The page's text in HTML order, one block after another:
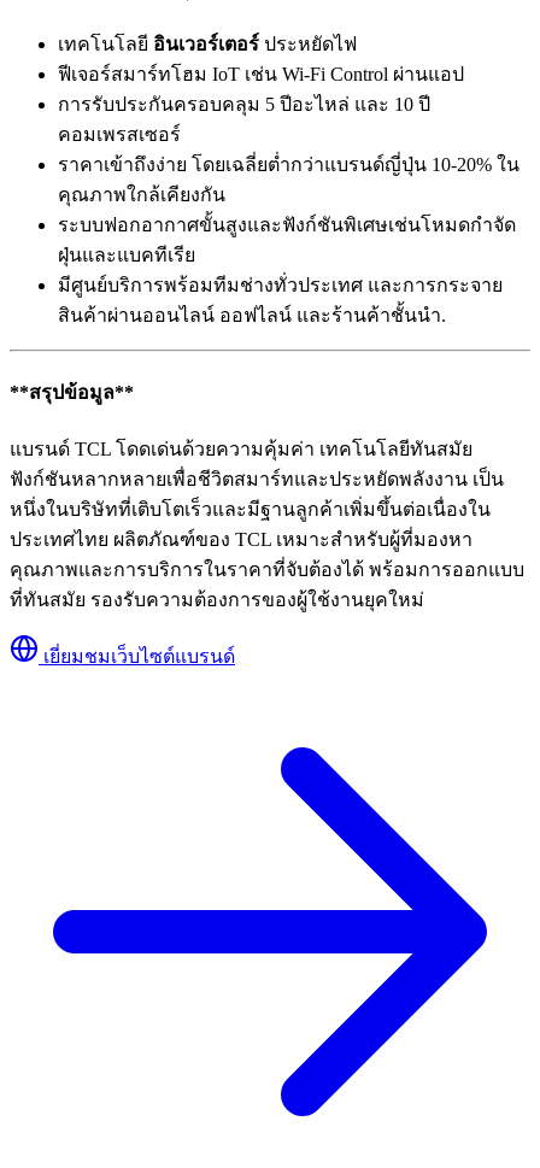
เทคโนโลยี อินเวอร์เตอร์ ประหยัดไฟ
ฟีเจอร์สมาร์ทโฮม IoT เช่น Wi-Fi Control ผ่านแอป
การรับประกันครอบคลุม 5 ปีอะไหล่ และ 10 ปี
คอมเพรสเซอร์
ราคาเข้าถึงง่าย โดยเฉลี่ยต่ำกว่าแบรนด์ญี่ปุ่น 10-20% ใน
คุณภาพใกล้เคียงกัน
ระบบฟอกอากาศขั้นสูงและฟังก์ชันพิเศษเช่นโหมดกำจัด
ฝุ่นและแบคทีเรีย
มีศูนย์บริการพร้อมทีมช่างทั่วประเทศ และการกระจาย
สินค้าผ่านออนไลน์ ออฟไลน์ และร้านค้าชั้นนำ.
**สรุปข้อมูล**
แบรนด์ TCL โดดเด่นด้วยความคุ้มค่า เทคโนโลยีทันสมัย
ฟังก์ชันหลากหลายเพื่อชีวิตสมาร์ทและประหยัดพลังงาน เป็น
หนึ่งในบริษัทที่เติบโตเร็วและมีฐานลูกค้าเพิ่มขึ้นต่อเนื่องใน
ประเทศไทย ผลิตภัณฑ์ของ TCL เหมาะสำหรับผู้ที่มองหา
คุณภาพและการบริการในราคาที่จับต้องได้ พร้อมการออกแบบ
ที่ทันสมัย รองรับความต้องการของผู้ใช้งานยุคใหม่
เยี่ยมชมเว็บไซต์แบรนด์